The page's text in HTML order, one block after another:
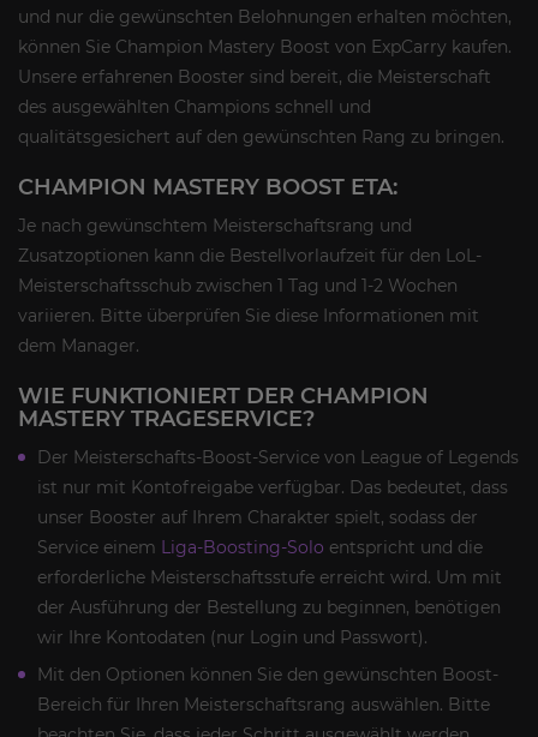
und nur die gewünschten Belohnungen erhalten möchten,
können Sie Champion Mastery Boost von ExpCarry kaufen.
Unsere erfahrenen Booster sind bereit, die Meisterschaft
des ausgewählten Champions schnell und
qualitätsgesichert auf den gewünschten Rang zu bringen.
CHAMPION MASTERY BOOST ETA:
Je nach gewünschtem Meisterschaftsrang und
Zusatzoptionen kann die Bestellvorlaufzeit für den LoL-
Meisterschaftsschub zwischen 1 Tag und 1-2 Wochen
variieren. Bitte überprüfen Sie diese Informationen mit
dem Manager.
WIE FUNKTIONIERT DER CHAMPION
MASTERY TRAGESERVICE?
Der Meisterschafts-Boost-Service von League of Legends
ist nur mit Kontofreigabe verfügbar. Das bedeutet, dass
unser Booster auf Ihrem Charakter spielt, sodass der
Service einem Liga-Boosting-Solo entspricht und die
erforderliche Meisterschaftsstufe erreicht wird. Um mit
der Ausführung der Bestellung zu beginnen, benötigen
wir Ihre Kontodaten (nur Login und Passwort).
Mit den Optionen können Sie den gewünschten Boost-
Bereich für Ihren Meisterschaftsrang auswählen. Bitte